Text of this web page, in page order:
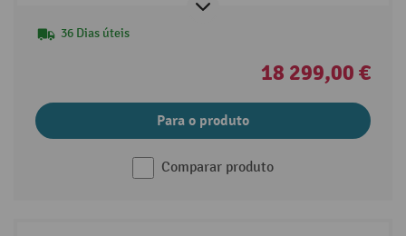
36 Dias úteis
18 299,00 €
Para o produto
Comparar produto